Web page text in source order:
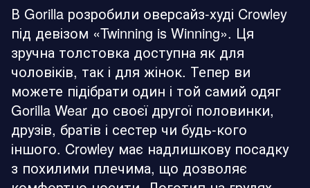
В Gorilla розробили оверсайз-худі Crowley
під девізом «Twinning is Winning». Ця
зручна толстовка доступна як для
чоловіків, так і для жінок. Тепер ви
можете підібрати один і той самий одяг
Gorilla Wear до своєї другої половинки,
друзів, братів і сестер чи будь-кого
іншого. Crowley має надлишкову посадку
з похилими плечима, що дозволяє